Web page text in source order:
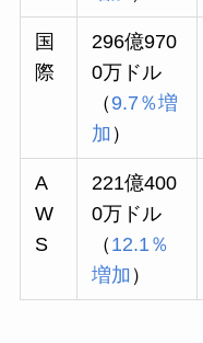
国
際
296億970
0万ドル
（ 9.7％増
加 ）
A
W
S
221億400
0万ドル
（ 12.1％
増加 ）